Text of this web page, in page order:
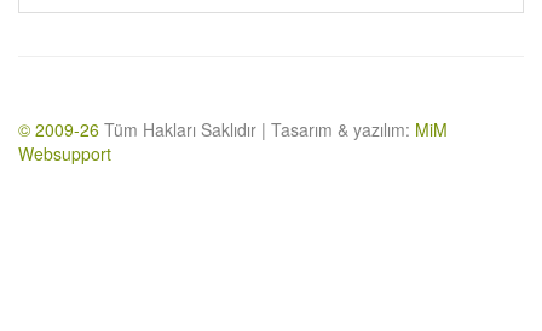
© 2009-26 Tüm Hakları Saklıdır | Tasarım & yazılım: MiM
Websupport